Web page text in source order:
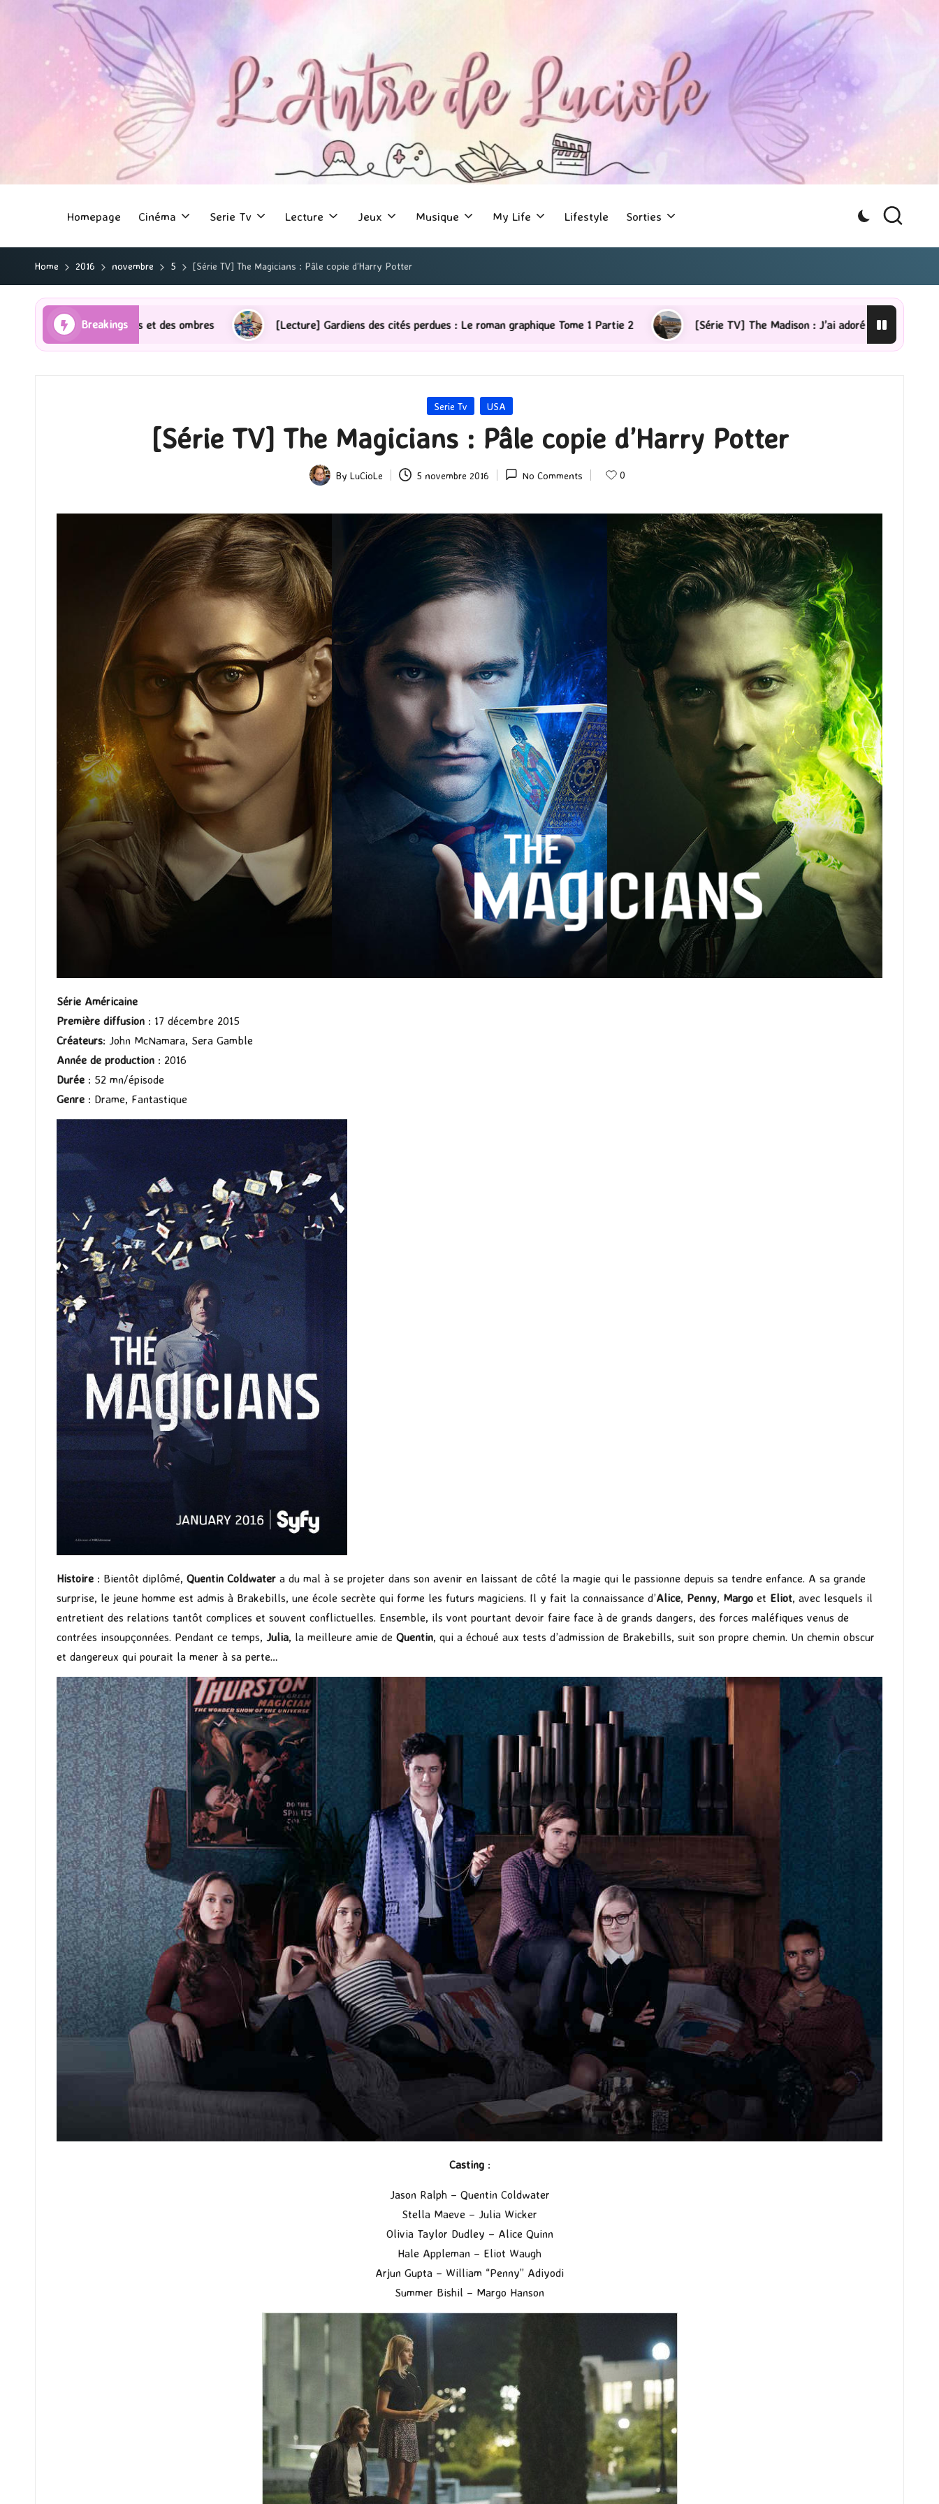
Homepage Cinéma Serie Tv Lecture Jeux Musique My Life Lifestyle Sorties
Home 2016 novembre 5 [Série TV] The Magicians : Pâle copie d’Harry Potter
Breakings
et des ombres [Lecture] Gardiens des cités perdues : Le roman graphique Tome 1 Partie 2 [Série TV] The Madison : J’ai adoré ! [Lecture] La femme de
Posted
Serie Tv USA
[Série TV] The Magicians : Pâle copie d’Harry Potter
Posted
By LuCioLe 5 novembre 2016 No Comments 0
Série Américaine
Première diffusion : 17 décembre 2015
Créateurs: John McNamara, Sera Gamble
Année de production : 2016
Durée : 52 mn/épisode
Genre : Drame, Fantastique
Histoire : Bientôt diplômé, Quentin Coldwater a du mal à se projeter dans son avenir en laissant de côté la magie qui le passionne depuis sa tendre enfance. A sa grande
surprise, le jeune homme est admis à Brakebills, une école secrète qui forme les futurs magiciens. Il y fait la connaissance d’Alice, Penny, Margo et Eliot, avec lesquels il
entretient des relations tantôt complices et souvent conflictuelles. Ensemble, ils vont pourtant devoir faire face à de grands dangers, des forces maléfiques venus de
contrées insoupçonnées. Pendant ce temps, Julia, la meilleure amie de Quentin, qui a échoué aux tests d’admission de Brakebills, suit son propre chemin. Un chemin obscur
et dangereux qui pourait la mener à sa perte…
Casting:
Jason Ralph – Quentin Coldwater
Stella Maeve – Julia Wicker
Olivia Taylor Dudley – Alice Quinn
Hale Appleman – Eliot Waugh
Arjun Gupta – William “Penny” Adiyodi
Summer Bishil – Margo Hanson